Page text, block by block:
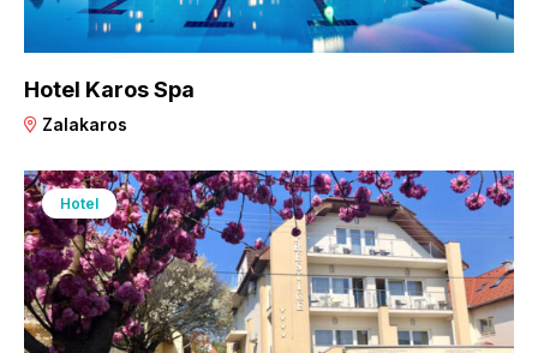
Hotel Karos Spa
Zalakaros
Hotel